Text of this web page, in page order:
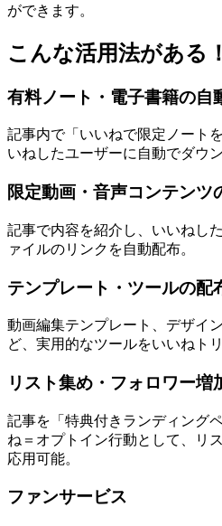
ができます。
こんな活用法がある！
有料ノート・電子書籍の自
記事内で「いいねで限定ノート
いねしたユーザーに自動でダウ
限定動画・音声コンテンツ
記事で内容を紹介し、いいねし
ァイルのリンクを自動配布。
テンプレート・ツールの配
動画編集テンプレート、デザイ
ど、実用的なツールをいいねト
リスト集め・フォロワー増
記事を「特典付きランディング
ね＝オプトイン行動として、リ
応用可能。
ファンサービス